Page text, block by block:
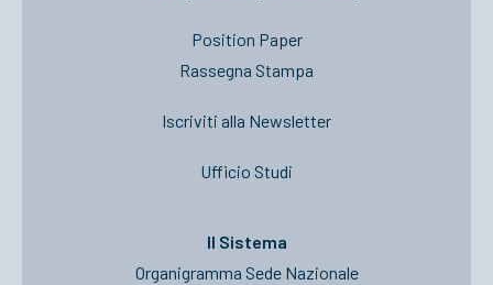
Position Paper
Rassegna Stampa
Iscriviti alla Newsletter
Ufficio Studi
Il Sistema
Organigramma Sede Nazionale